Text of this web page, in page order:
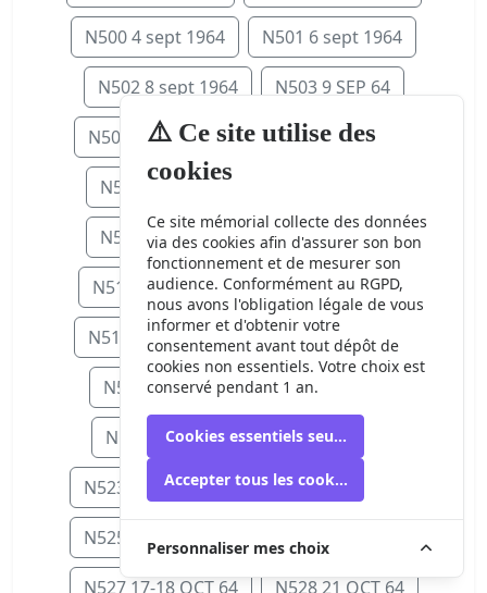
N500 4 sept 1964 N501 6 sept 1964
N502 8 sept 1964 N503 9 SEP 64
N504 10 SEP 64 N505 13-14 SEP 64
N506 15 SEP 64
N508 17 SEP 64 N509 18 SEP 64
N511 20-21 SEP 64 N512 23 SEP 6
N514 25 SEP 64 N515 27-28 SEP 64
N516 30 SEP 64 N518 5 OCT 64
N519 6 OCT 64 N522 9 OCT 64
N523 11-12 OCT 64 N524 13 OCT 64
N525 15 OCT 64 N526 16-17 OCT 64
N527 17-18 OCT 64 N528 21 OCT 64
⚠️ Ce site utilise des
cookies
Ce site mémorial collecte des données
via des cookies afin d'assurer son bon
fonctionnement et de mesurer son
audience. Conformément au RGPD,
nous avons l'obligation légale de vous
informer et d'obtenir votre
consentement avant tout dépôt de
cookies non essentiels. Votre choix est
conservé pendant 1 an.
Cookies essentiels seulement
Accepter tous les cookies
Personnaliser mes choix